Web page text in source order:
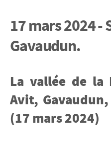
17 mars 2024 -
Gavaudun.
La vallée de
Avit,
(17 mars 2024)